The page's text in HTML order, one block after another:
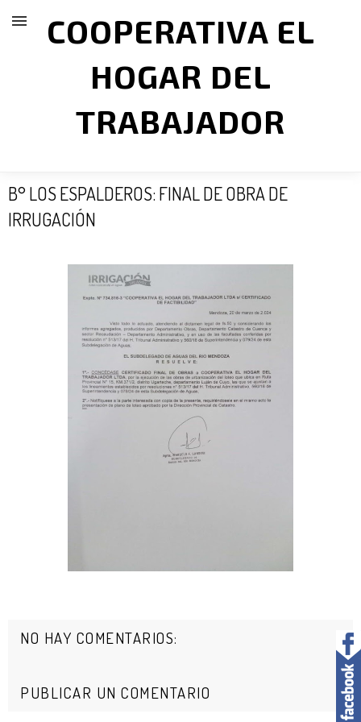
COOPERATIVA EL
HOGAR DEL
TRABAJADOR
B° LOS ESPALDEROS: FINAL DE OBRA DE
IRRUGACIÓN
NO HAY COMENTARIOS:
PUBLICAR UN COMENTARIO